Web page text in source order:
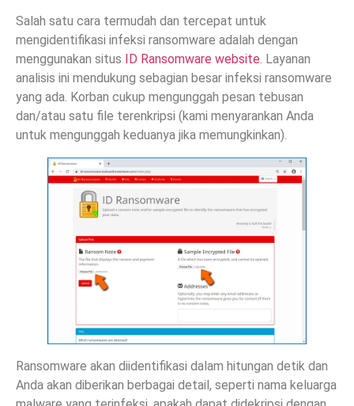
Salah satu cara termudah dan tercepat untuk
mengidentifikasi infeksi ransomware adalah dengan
menggunakan situs
ID Ransomware website. Layanan
analisis ini mendukung sebagian besar infeksi ransomware
yang ada. Korban cukup mengunggah pesan tebusan
dan/atau satu file terenkripsi (kami menyarankan Anda
untuk mengunggah keduanya jika memungkinkan).
Ransomware akan diidentifikasi dalam hitungan detik dan
Anda akan diberikan berbagai detail, seperti nama keluarga